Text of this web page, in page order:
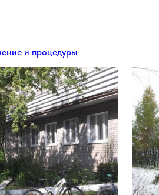
и процедуры